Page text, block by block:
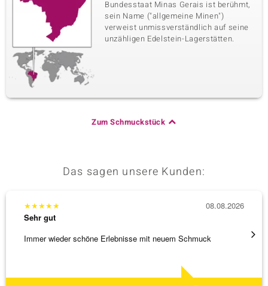
Bundesstaat Minas Gerais ist berühmt,
sein Name ("allgemeine Minen")
verweist unmissverständlich auf seine
unzähligen Edelstein-Lagerstätten.
Zum Schmuckstück
Das sagen unsere Kunden:
★★★★★
Sehr gut
Immer wieder schöne Erlebnisse mit neuem Schmuck
08.08.2026